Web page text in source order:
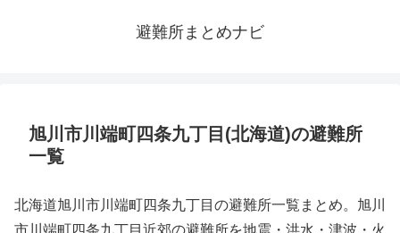
避難所まとめナビ
旭川市川端町四条九丁目(北海道)の避難所
一覧
北海道旭川市川端町四条九丁目の避難所一覧まとめ。旭川
市川端町四条九丁目近郊の避難所を地震・洪水・津波・火